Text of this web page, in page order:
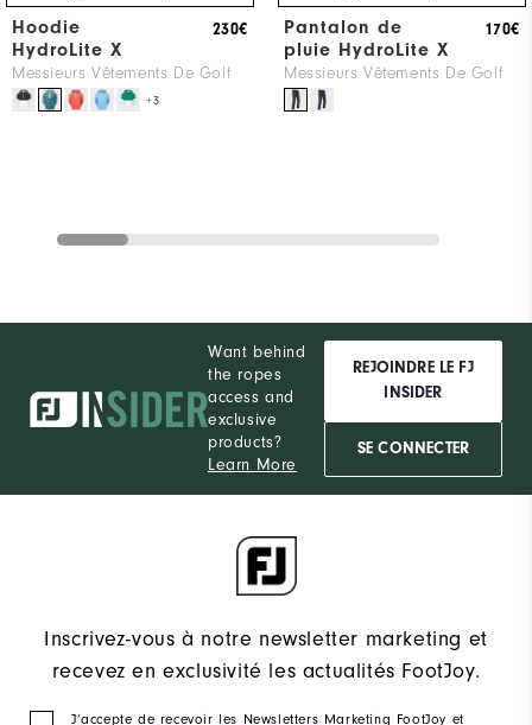
Hoodie
HydroLite X
Messieurs Vêtements De Golf
+3
230€
Pantalon de
pluie HydroLite X
Messieurs Vêtements De Golf
170€
Want behind
the ropes
access and
exclusive
products?
Learn More
REJOINDRE LE FJ
INSIDER
SE CONNECTER
Inscrivez-vous à notre newsletter marketing et
recevez en exclusivité les actualités FootJoy.
J‘accepte de recevoir les Newsletters Marketing FootJoy et